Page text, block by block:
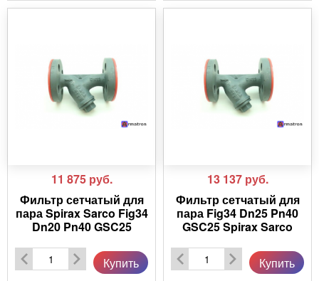
11 875 руб.
Фильтр сетчатый для
пара Spirax Sarco Fig34
Dn20 Pn40 GSC25
Купить
13 137 руб.
Фильтр сетчатый для
пара Fig34 Dn25 Pn40
GSC25 Spirax Sarco
Купить